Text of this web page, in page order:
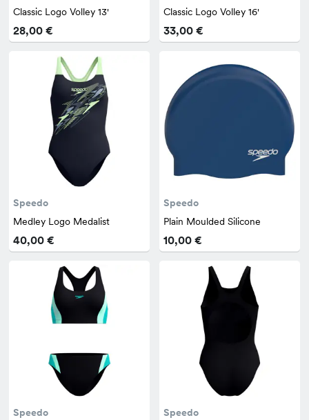
Classic Logo Volley 13'
28,00 €
Classic Logo Volley 16'
33,00 €
Speedo
Medley Logo Medalist
40,00 €
Speedo
Plain Moulded Silicone
10,00 €
Speedo Speedo